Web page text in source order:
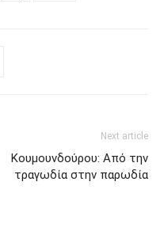
Next article
Κουμουνδούρου: Από την
τραγωδία στην παρωδία